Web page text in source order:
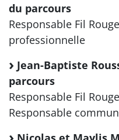
du parcours
Responsable Fil
professionnelle
Jean-Baptiste
parcours
Responsable Fil
Responsable